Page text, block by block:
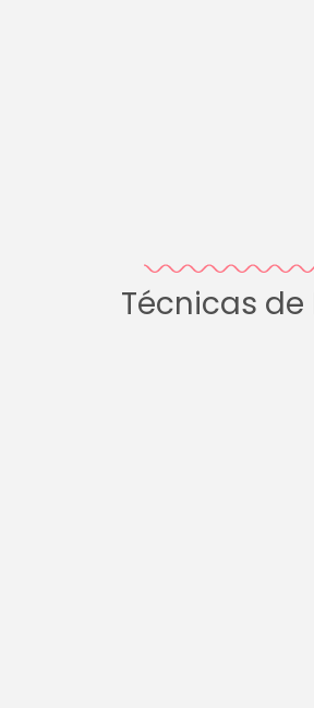
Técnicas de